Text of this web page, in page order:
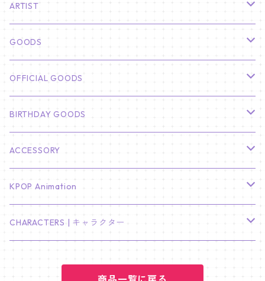
ARTIST
俳優
CHA EUN WOO
HYUNBIN
PARK BO GUM
BTS
JIN
J-HOPE
SEVENTEEN
S.COUPS
ジョンハン
Stray Kids
バンチャン
リノ
TXT
ヨンジュン
ENHYPEN
GOODS
カレンダー
壁掛けカレンダー
ミニ壁掛けカレンダー
フォトカードセット(60枚入り)
韓国語単語カード
プレミアム写真集
ステッカー&粘着メモ紙セット
OFFICIAL GOODS
LIGHT STICK
Light Stick Pouch
BT21
Stray Kids
MANIAC ENCORE
SKZOO
BIRTHDAY GOODS
01/01 WINTER
01/16 SEUNGKWAN
02/01 DOYOUNG
ACCESSORY
PIERCE
EARRING
KPOP Animation
KPop Demon Hunters
CHARACTERS | キャラクター